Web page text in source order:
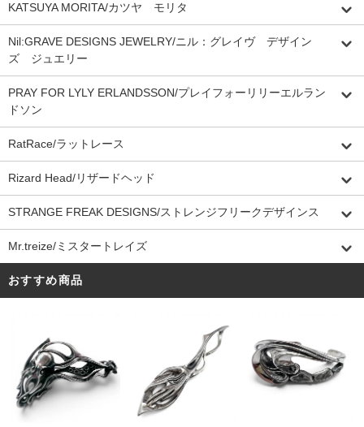
KATSUYA MORITA/カツヤ モリタ
Nil:GRAVE DESIGNS JEWELRY/ニル：グレイヴ デザイン
ズ ジュエリー
PRAY FOR LYLY ERLANDSSON/プレイフォーリリーエルラン
ドソン
RatRace/ラットレース
Rizard Head/リザードヘッド
STRANGE FREAK DESIGNS/ストレンジフリークデザインス
Mr.treize/ミスタートレイズ
おすすめ商品